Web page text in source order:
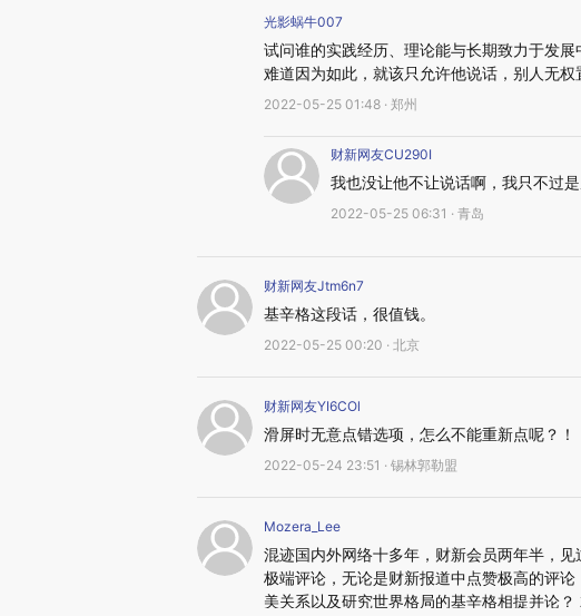
光影蜗牛007
试问谁的实践经历、理论能与长期致力于发
难道因为如此，就该只允许他说话，别人无
2022-05-25 01:48 · 郑州
财新网友CU290I
我也没让他不让说话啊，我只不过是
2022-05-25 06:31 · 青岛
财新网友Jtm6n7
基辛格这段话，很值钱。
2022-05-25 00:20 · 北京
财新网友YI6COl
滑屏时无意点错选项，怎么不能重新点呢？！
2022-05-24 23:51 · 锡林郭勒盟
Mozera_Lee
混迹国内外网络十多年，财新会员两年半，
极端评论，无论是财新报道中点赞极高的评
美关系以及研究世界格局的基辛格相提并论